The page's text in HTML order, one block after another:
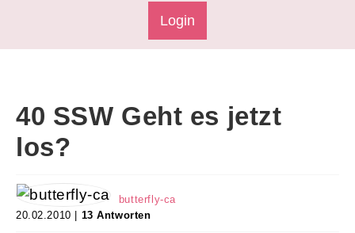
Login
40 SSW Geht es jetzt
los?
butterfly-ca
20.02.2010 | 13 Antworten